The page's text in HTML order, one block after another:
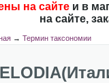
на сайте и в
на сайте,
→Термин таксономии